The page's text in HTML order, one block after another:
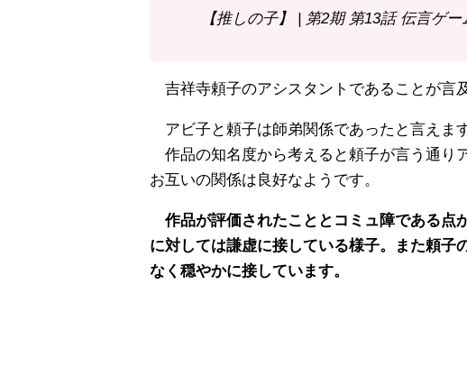
【推しの子】 | 第2期 第13話 伝言ゲー
吉祥寺頼子のアシスタントであることが言
アビ子と頼子は師弟関係であったと言えます
作品の知名度から考えると頼子が言う通り
お互いの関係は良好なようです。
作品が評価されたこととコミュ障である点
に対しては謙虚に接している様子。また頼子
なく穏やかに接しています。